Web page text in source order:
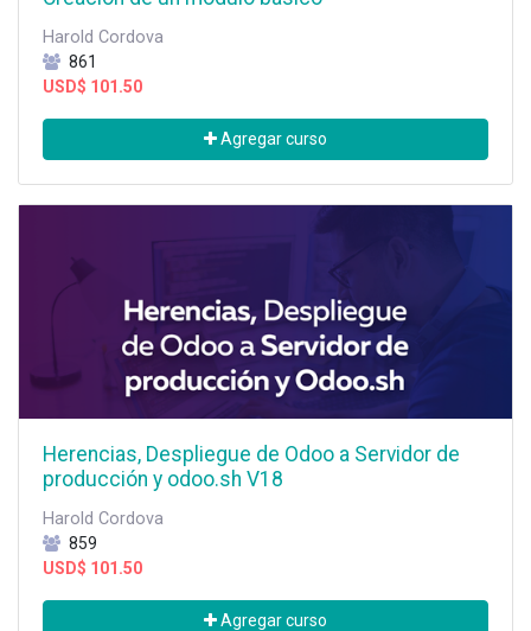
Harold Cordova
861
USD$ 101.50
Agregar curso
Herencias, Despliegue de Odoo a Servidor de
producción y odoo.sh V18
Harold Cordova
859
USD$ 101.50
Agregar curso